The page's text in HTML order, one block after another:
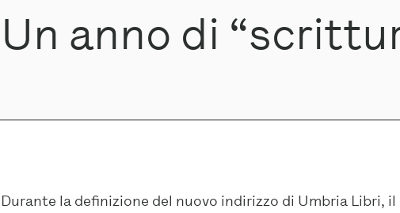
Un anno di
Durante la definizione del nuovo indirizzo di Umbria Libri,